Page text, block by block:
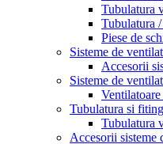
Tubulatura
Tubulatura
Piese de
Sisteme de
Accesorii
Sisteme de
Tubulatura si
Tubulatura
Accesorii sisteme